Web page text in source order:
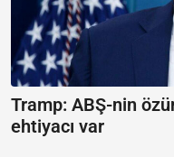
Tramp: ABŞ-nin
ehtiyacı var